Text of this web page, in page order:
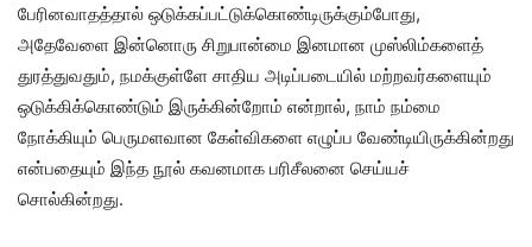
பேரினவாதத்தால் ஒடுக்கப்பட்டுக்கொண்டிருக்கும்போது,
அதேவேளை இன்னொரு சிறுபான்மை இனமான முஸ்லிம்களைத்
துரத்துவதும், நமக்குள்ளே சாதிய அடிப்படையில் மற்றவர்களையும்
ஒடுக்கிக்கொண்டும் இருக்கின்றோம் என்றால், நாம் நம்மை
நோக்கியும் பெருமளவான கேள்விகளை எழுப்ப வேண்டியிருக்கின்றது
என்பதையும் இந்த நூல் கவனமாக பரிசீலனை செய்யச்
சொல்கின்றது.